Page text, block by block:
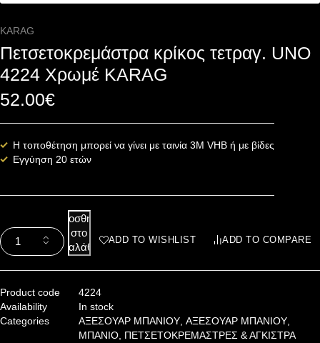
KARAG
Πετσετοκρεμάστρα κρίκος τετραγ. UNO
4224 Χρωμέ KARAG
52.00€
Η τοποθέτηση μπορεί να γίνει με ταινία 3Μ VHB ή με βίδες
Εγγύηση 20 ετών
Προσθήκη
στο
καλάθι
ADD TO WISHLIST ADD TO COMPARE
Product code
4224
Availability
In stock
Categories
ΑΞΕΣΟΥΑΡ ΜΠΑΝΙΟΥ, ΑΞΕΣΟΥΑΡ ΜΠΑΝΙΟΥ,
ΜΠΑΝΙΟ, ΠΕΤΣΕΤΟΚΡΕΜΑΣΤΡΕΣ & ΑΓΚΙΣΤΡΑ